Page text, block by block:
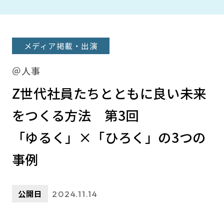
メディア掲載・出演
＠人事
Z世代社員たちとともに良い未来
をつくる方法 第3回
「ゆるく」×「ひろく」の3つの
事例
公開日 2024.11.14